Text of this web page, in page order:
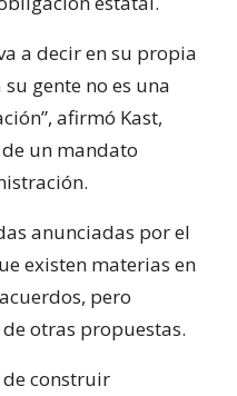
a decir en su propia
gente no es una
afirmó Kast,
un mandato
anunciadas por el
existen materias en
pero
otras propuestas.
construir